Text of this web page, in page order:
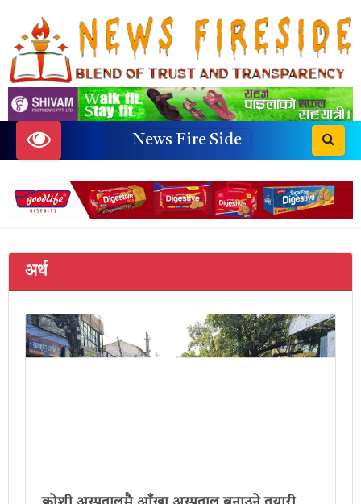
News Fire Side
अर्थ